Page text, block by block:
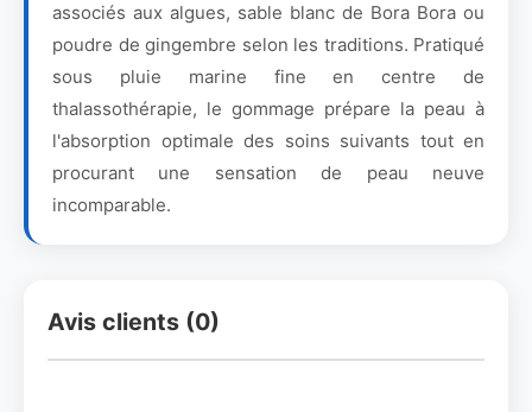
associés aux algues, sable blanc de Bora Bora ou
poudre de gingembre selon les traditions. Pratiqué
sous pluie marine fine en centre de
thalassothérapie, le gommage prépare la peau à
l'absorption optimale des soins suivants tout en
procurant une sensation de peau neuve
incomparable.
Avis clients (0)